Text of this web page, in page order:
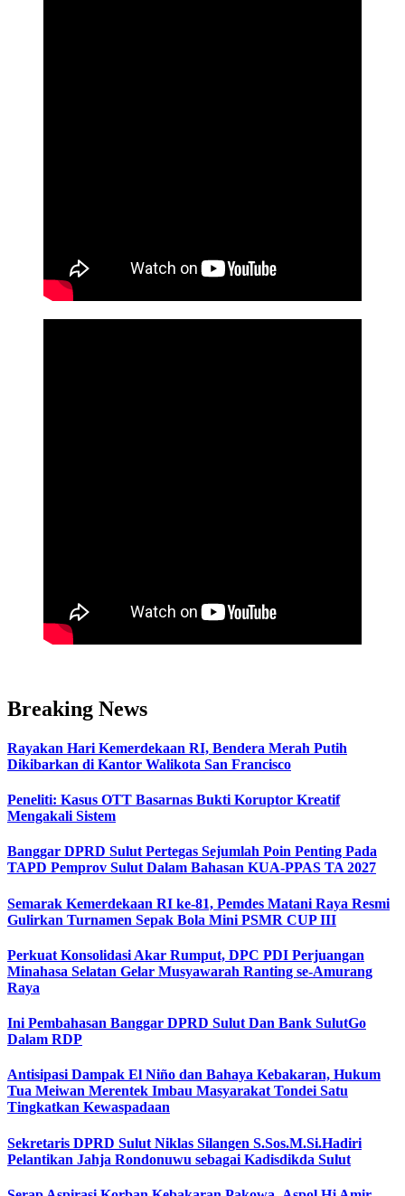
Breaking News
Rayakan Hari Kemerdekaan RI, Bendera Merah Putih
Dikibarkan di Kantor Walikota San Francisco
Peneliti: Kasus OTT Basarnas Bukti Koruptor Kreatif
Mengakali Sistem
Banggar DPRD Sulut Pertegas Sejumlah Poin Penting Pada
TAPD Pemprov Sulut Dalam Bahasan KUA-PPAS TA 2027
Semarak Kemerdekaan RI ke-81, Pemdes Matani Raya Resmi
Gulirkan Turnamen Sepak Bola Mini PSMR CUP III
Perkuat Konsolidasi Akar Rumput, DPC PDI Perjuangan
Minahasa Selatan Gelar Musyawarah Ranting se-Amurang
Raya
Ini Pembahasan Banggar DPRD Sulut Dan Bank SulutGo
Dalam RDP
Antisipasi Dampak El Niño dan Bahaya Kebakaran, Hukum
Tua Meiwan Merentek Imbau Masyarakat Tondei Satu
Tingkatkan Kewaspadaan
Sekretaris DPRD Sulut Niklas Silangen S.Sos.M.Si.Hadiri
Pelantikan Jahja Rondonuwu sebagai Kadisdikda Sulut